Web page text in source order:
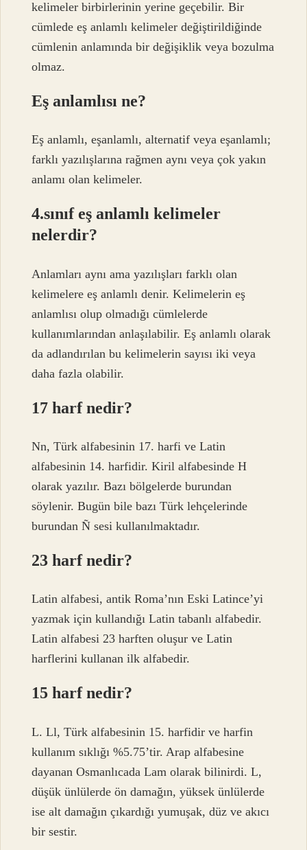
kelimeler birbirlerinin yerine geçebilir. Bir
cümlede eş anlamlı kelimeler değiştirildiğinde
cümlenin anlamında bir değişiklik veya bozulma
olmaz.
Eş anlamlısı ne?
Eş anlamlı, eşanlamlı, alternatif veya eşanlamlı;
farklı yazılışlarına rağmen aynı veya çok yakın
anlamı olan kelimeler.
4.sınıf eş anlamlı kelimeler
nelerdir?
Anlamları aynı ama yazılışları farklı olan
kelimelere eş anlamlı denir. Kelimelerin eş
anlamlısı olup olmadığı cümlelerde
kullanımlarından anlaşılabilir. Eş anlamlı olarak
da adlandırılan bu kelimelerin sayısı iki veya
daha fazla olabilir.
17 harf nedir?
Nn, Türk alfabesinin 17. harfi ve Latin
alfabesinin 14. harfidir. Kiril alfabesinde H
olarak yazılır. Bazı bölgelerde burundan
söylenir. Bugün bile bazı Türk lehçelerinde
burundan Ñ sesi kullanılmaktadır.
23 harf nedir?
Latin alfabesi, antik Roma’nın Eski Latince’yi
yazmak için kullandığı Latin tabanlı alfabedir.
Latin alfabesi 23 harften oluşur ve Latin
harflerini kullanan ilk alfabedir.
15 harf nedir?
L. Ll, Türk alfabesinin 15. harfidir ve harfin
kullanım sıklığı %5.75’tir. Arap alfabesine
dayanan Osmanlıcada Lam olarak bilinirdi. L,
düşük ünlülerde ön damağın, yüksek ünlülerde
ise alt damağın çıkardığı yumuşak, düz ve akıcı
bir sestir.